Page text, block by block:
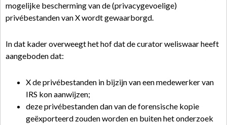
mogelijke bescherming van de (privacygevoelige)
privébestanden van X wordt gewaarborgd.
In dat kader overweegt het hof dat de curator weliswaar heeft
aangeboden dat:
X de privébestanden in bijzijn van een medewerker van
IRS kon aanwijzen;
deze privébestanden dan van de forensische kopie
geëxporteerd zouden worden en buiten het onderzoek